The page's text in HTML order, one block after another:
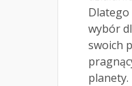
wybór
swoich
planety.